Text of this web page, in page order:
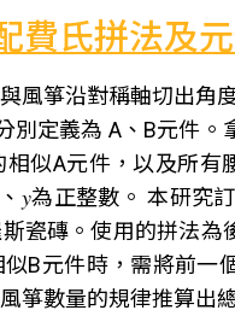
費氏拼法及
箏沿對稱軸切出角
別定義為 A、B元件
似A元件，以及所有
𝑦為正整數。 本研究
瓷磚。使用的拼法
B元件時，需將前一
箏數量的規律推算出